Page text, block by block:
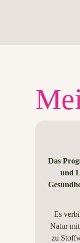
Das
und
Es
Natur
zu